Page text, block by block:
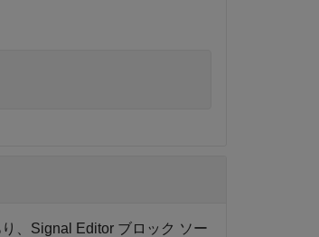
、Signal Editor ブロック ソー